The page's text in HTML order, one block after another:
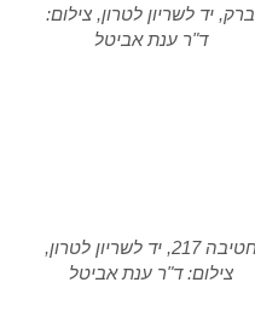
ברק, יד לשריון לטרון, צילום:
ד"ר ענת אביטל
חטיבה 217, יד לשריון לטרון,
צילום: ד"ר ענת אביטל